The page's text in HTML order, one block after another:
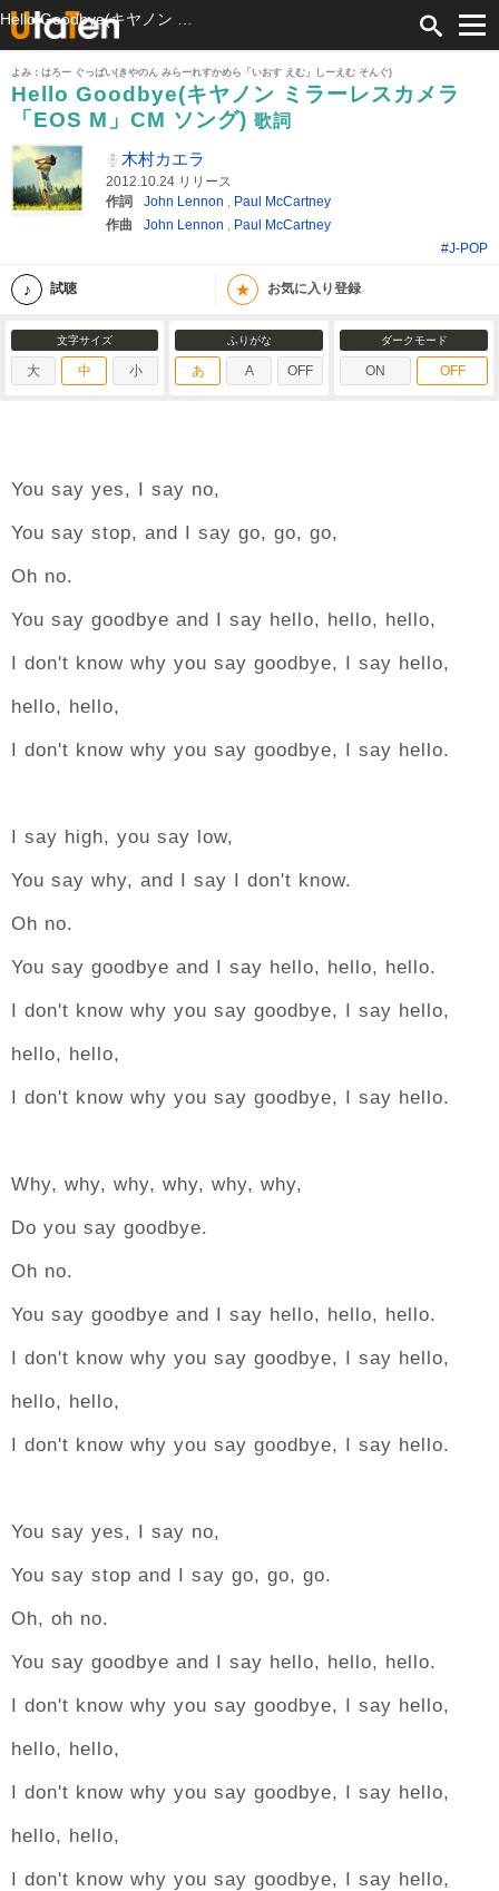
よみ：はろー ぐっばい(きやのん みらーれすかめら「いおす えむ」しーえむ そんぐ)
Hello Goodbye(キヤノン ミラーレスカメラ
「EOS M」CM ソング) 歌詞
木村カエラ
2012.10.24 リリース
作詞
John Lennon , Paul McCartney
作曲
John Lennon , Paul McCartney
#J-POP
試聴 ★ お気に入り登録
文字サイズ
大 中 小
ふりがな
あ A OFF
ダークモード
ON OFF
You say yes, I say no,
You say stop, and I say go, go, go,
Oh no.
You say goodbye and I say hello, hello, hello,
I don't know why you say goodbye, I say hello,
hello, hello,
I don't know why you say goodbye, I say hello.
I say high, you say low,
You say why, and I say I don't know.
Oh no.
You say goodbye and I say hello, hello, hello.
I don't know why you say goodbye, I say hello,
hello, hello,
I don't know why you say goodbye, I say hello.
Why, why, why, why, why, why,
Do you say goodbye.
Oh no.
You say goodbye and I say hello, hello, hello.
I don't know why you say goodbye, I say hello,
hello, hello,
I don't know why you say goodbye, I say hello.
You say yes, I say no,
You say stop and I say go, go, go.
Oh, oh no.
You say goodbye and I say hello, hello, hello.
I don't know why you say goodbye, I say hello,
hello, hello,
I don't know why you say goodbye, I say hello,
hello, hello,
I don't know why you say goodbye, I say hello,